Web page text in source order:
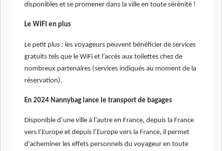
disponibles et se promener dans la ville en toute sérénité !
Le WIFI en plus
Le petit plus : les voyageurs peuvent bénéficier de services
gratuits tels que le WiFi et l’accès aux toilettes chez de
nombreux partenaires (services indiqués au moment de la
réservation).
En 2024 Nannybag lance le transport de bagages
Disponible d’une ville à l’autre en France, depuis la France
vers l’Europe et depuis l’Europe vers la France, il permet
d'acheminer les effets personnels du voyageur en toute